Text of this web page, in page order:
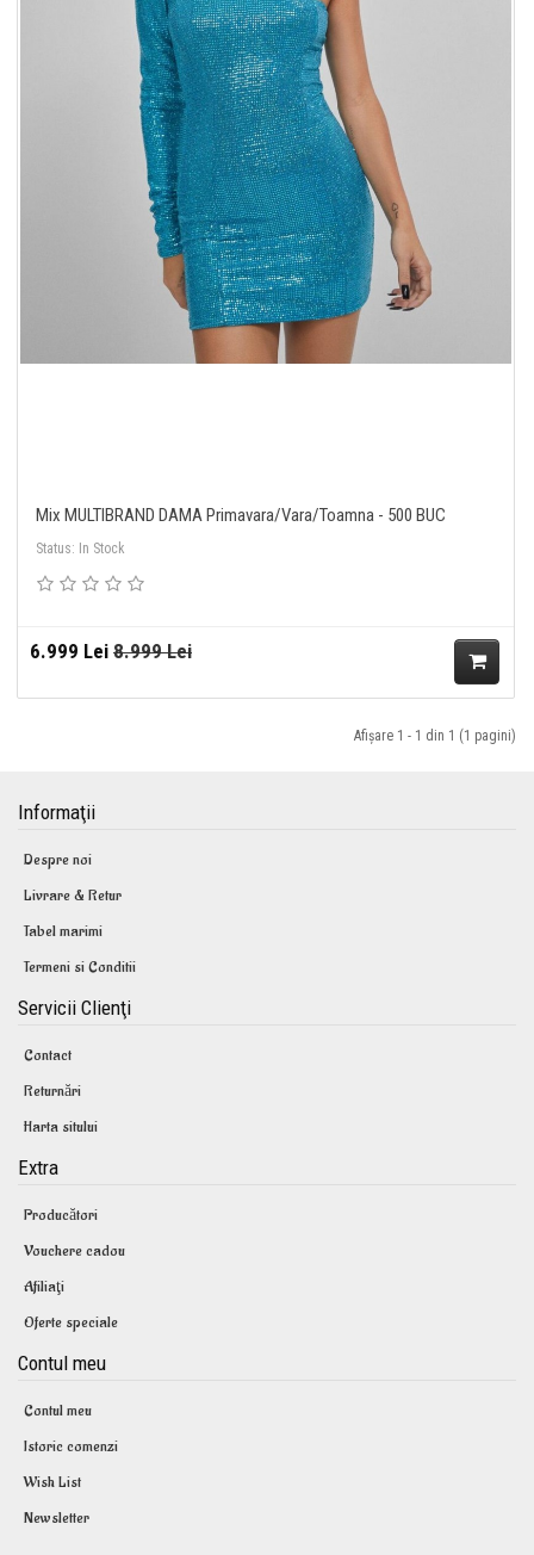
Mix MULTIBRAND DAMA Primavara/Vara/Toamna - 500 BUC
Status: In Stock
6.999 Lei 8.999 Lei
Afişare 1 - 1 din 1 (1 pagini)
Informaţii
Despre noi
Livrare & Retur
Tabel marimi
Termeni si Conditii
Servicii Clienţi
Contact
Returnări
Harta sitului
Extra
Producători
Vouchere cadou
Afiliaţi
Oferte speciale
Contul meu
Contul meu
Istoric comenzi
Wish List
Newsletter